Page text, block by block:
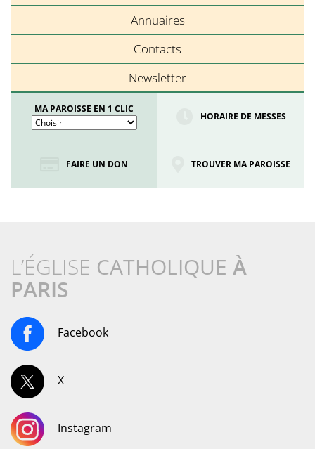
Annuaires
Contacts
Newsletter
MA PAROISSE EN 1 CLIC
HORAIRE DE MESSES
FAIRE UN DON TROUVER MA PAROISSE
L’ÉGLISE CATHOLIQUE À
PARIS
Facebook
X
Instagram